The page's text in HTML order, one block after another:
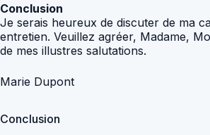
Conclusion
Je serais heureux de discuter de ma
entretien. Veuillez agréer, Madame,
de mes illustres salutations.
Marie Dupont
Conclusion